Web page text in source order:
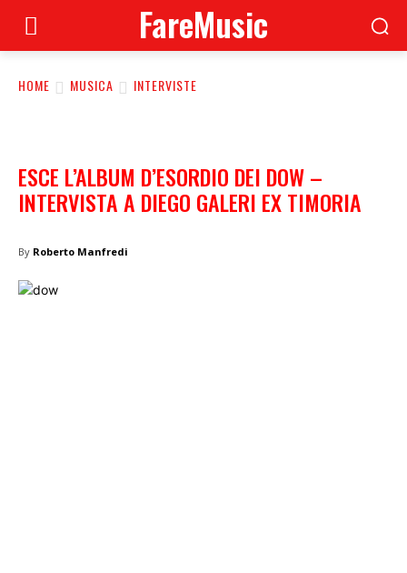
FareMusic
HOME MUSICA INTERVISTE
ESCE L’ALBUM D’ESORDIO DEI DOW –
INTERVISTA A DIEGO GALERI EX TIMORIA
By Roberto Manfredi